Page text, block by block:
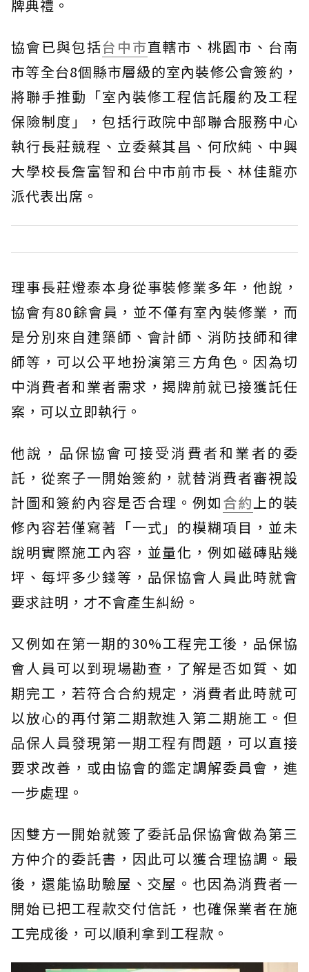
牌典禮。
協會已與包括台中市直轄市、桃園市、台南
市等全台8個縣市層級的室內裝修公會簽約，
將聯手推動「室內裝修工程信託履約及工程
保險制度」，包括行政院中部聯合服務中心
執行長莊競程、立委蔡其昌、何欣純、中興
大學校長詹富智和台中市前市長、林佳龍亦
派代表出席。
理事長莊燈泰本身從事裝修業多年，他說，
協會有80餘會員，並不僅有室內裝修業，而
是分別來自建築師、會計師、消防技師和律
師等，可以公平地扮演第三方角色。因為切
中消費者和業者需求，揭牌前就已接獲託任
案，可以立即執行。
他說，品保協會可接受消費者和業者的委
託，從案子一開始簽約，就替消費者審視設
計圖和簽約內容是否合理。例如合約 上的裝
修內容若僅寫著「一式」的模糊項目，並未
說明實際施工內容，並量化，例如磁磚貼幾
坪、每坪多少錢等，品保協會人員此時就會
要求註明，才不會產生糾紛。
又例如在第一期的30%工程完工後，品保協
會人員可以到現場勘查，了解是否如質、如
期完工，若符合合約規定，消費者此時就可
以放心的再付第二期款進入第二期施工。但
品保人員發現第一期工程有問題，可以直接
要求改善，或由協會的鑑定調解委員會，進
一步處理。
因雙方一開始就簽了委託品保協會做為第三
方仲介的委託書，因此可以獲合理協調。最
後，還能協助驗屋、交屋。也因為消費者一
開始已把工程款交付信託，也確保業者在施
工完成後，可以順利拿到工程款。